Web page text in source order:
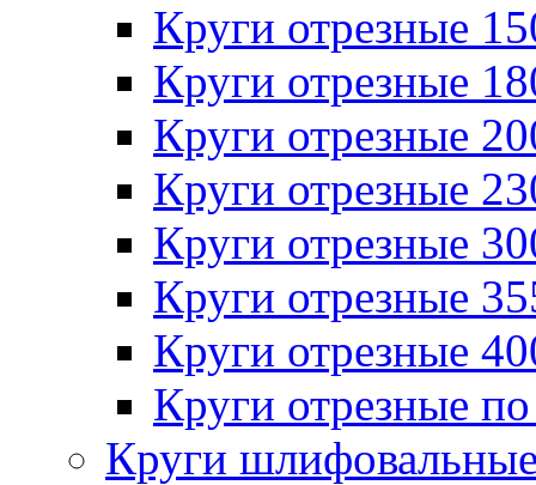
Круги отрезные
Круги отрезные
Круги отрезные
Круги отрезные
Круги отрезные
Круги отрезные
Круги отрезные
Круги отрезные
Круги